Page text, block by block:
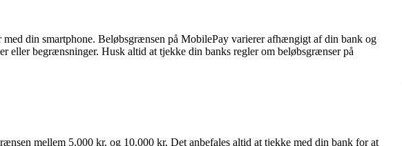
din smartphone. Beløbsgrænsen på MobilePay varierer afhængigt af din bank og
eller begrænsninger. Husk altid at tjekke din banks regler om beløbsgrænser på
mellem 5.000 kr. og 10.000 kr. Det anbefales altid at tjekke med din bank for at